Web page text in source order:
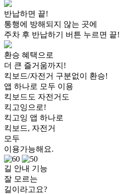
반납하면 끝!
통행에 방해되지 않는 곳에
주차 후 반납하기 버튼 누르면 끝!
환승 혜택으로
더 큰 즐거움까지!
킥보드/자전거 구분없이 환승!
앱 하나로 모두 이용
킥보드도 자전거도
킥고잉으로!
킥고잉 앱 하나로
킥보드, 자전거
모두
이용가능해요.
길 안내 기능
잘 모르는
길이라고요?